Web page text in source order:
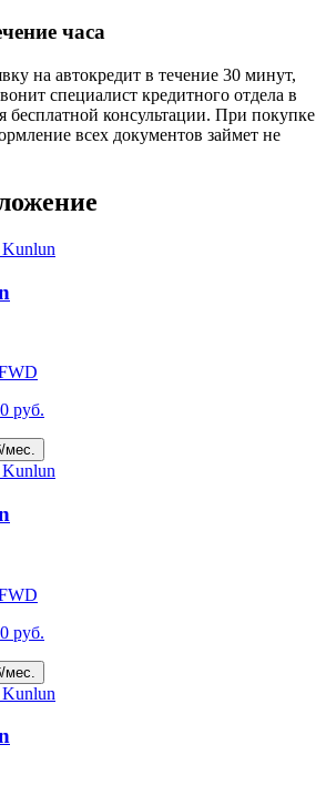
часа
на автокредит в течение 30 минут,
специалист кредитного отдела в
бесплатной консультации. При покупке
всех документов займет не
руб.
руб/мес.
руб.
мес.